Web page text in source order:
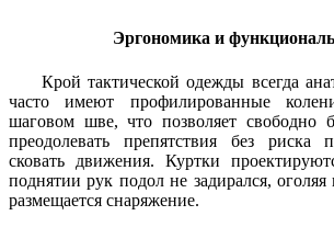
Эргономика и
Крой тактической одежды всегда
часто имеют профилированные
шаговом шве, что позволяет свободно
преодолевать препятствия без риска
сковать движения. Куртки
поднятии рук подол не задирался, оголяя
размещается снаряжение.